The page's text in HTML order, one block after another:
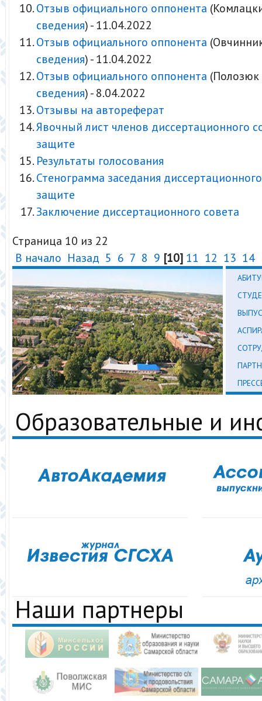
Отзыв официального оппонента
сведения) - 11.04.2022
Отзыв официального оппонента
сведения) - 11.04.2022
Отзыв официального оппонента (Полозюк
сведения) - 8.04.2022
Отзывы на автореферат
Явочный лист членов диссертационного
защите
Результаты голосования
Стенограмма заседания
защите
Заключение диссертационного совета
Страница 10 из 22
В начало Назад 5 6 7 8 9 [10] 11 12 13 14
Образовательные и
Наши партнеры